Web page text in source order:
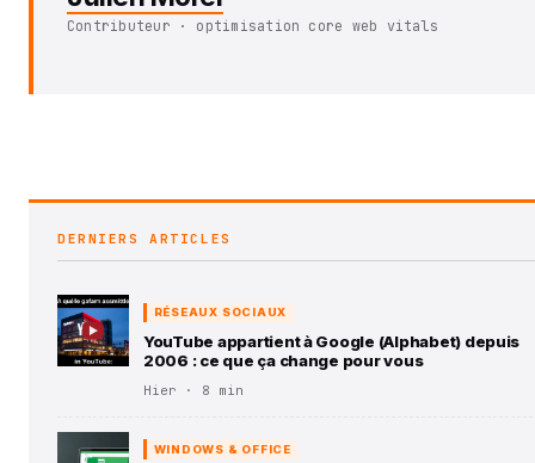
Contributeur · optimisation core web vitals
DERNIERS ARTICLES
RÉSEAUX SOCIAUX
YouTube appartient à Google (Alphabet) depuis
2006 : ce que ça change pour vous
Hier · 8 min
WINDOWS & OFFICE